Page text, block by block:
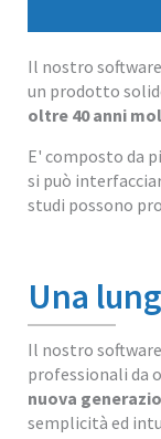
Il nostro
un prodotto
oltre 40 anni
E' composto da
si può
studi possono
Una
Il nostro
professionali da
nuova
semplicità ed